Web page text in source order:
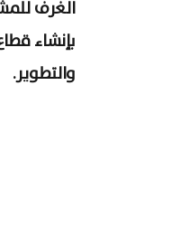
الغرف
بإنشاء
والتطوير.